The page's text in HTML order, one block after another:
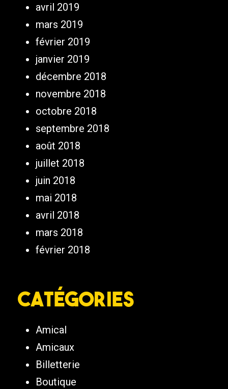
avril 2019
mars 2019
février 2019
janvier 2019
décembre 2018
novembre 2018
octobre 2018
septembre 2018
août 2018
juillet 2018
juin 2018
mai 2018
avril 2018
mars 2018
février 2018
Catégories
Amical
Amicaux
Billetterie
Boutique